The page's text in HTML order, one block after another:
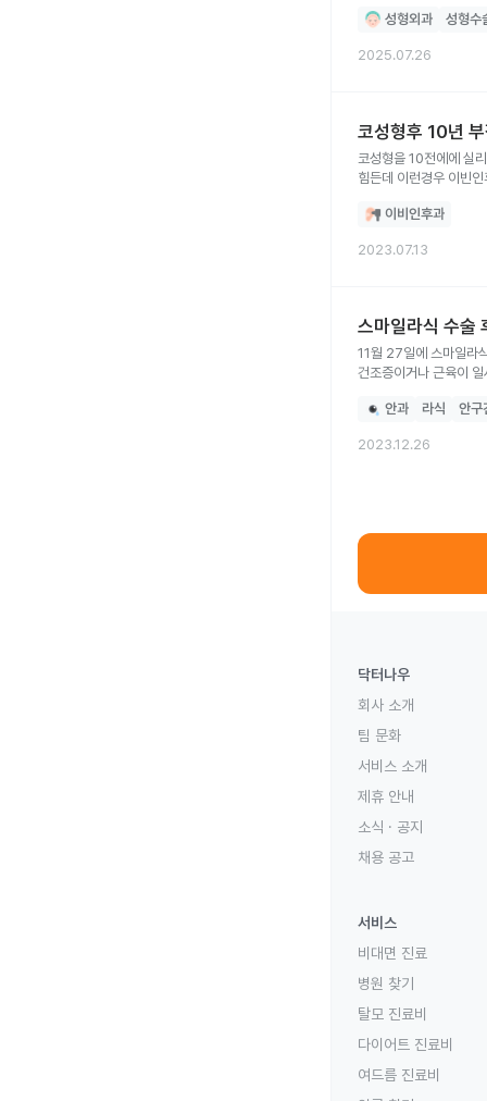
성형외과
성형수
2025.07.26
코성형후 10년
코성형을 10전에에 실
힘든데 이런경우 이빈
이비인후과
2023.07.13
스마일라식 수술
11월 27일에 스마일라
건조증이거나 근육이
여름에 살이 타서 화끈
안과 라식 안구
2023.12.26
닥터나우
회사 소개
팀 문화
서비스 소개
제휴 안내
소식 · 공지
채용 공고
서비스
비대면 진료
병원 찾기
탈모 진료비
다이어트 진료비
여드름 진료비